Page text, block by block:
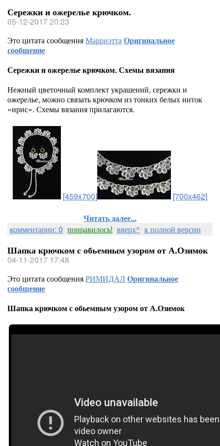
Сережки и ожерелье крючком.
05-12-2017 20:23
Это цитата сообщенияМарриэттаОригинальное
сообщение
Сережки и ожерелье крючком. Схемы вязания
Нежный цветочный комплект украшений, сережки и
ожерелье, можно связать крючком из тонких белых ниток
«ирис». Схемы вязания прилагаются.
[459x700]
[700x462]
Читать далее...
комментарии: 0 понравилось! вверх^ к полной версии
Шапка крючком с обьемным узором от А.Озимок
04-11-2017 17:48
Это цитата сообщенияРИМИДАЛОригинальное
сообщение
Шапка крючком с обьемным узором от А.Озимок